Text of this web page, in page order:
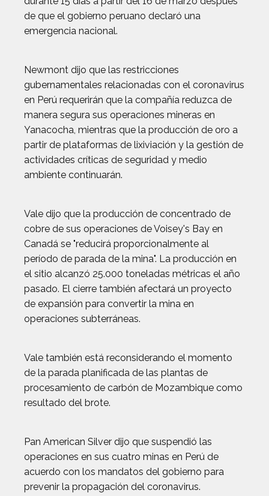
de que el gobierno peruano declaró una
emergencia nacional.
Newmont dijo que las restricciones
gubernamentales relacionadas con el coronavirus
en Perú requerirán que la compañía reduzca de
manera segura sus operaciones mineras en
Yanacocha, mientras que la producción de oro a
partir de plataformas de lixiviación y la gestión de
actividades críticas de seguridad y medio
ambiente continuarán.
Vale dijo que la producción de concentrado de
cobre de sus operaciones de Voisey's Bay en
Canadá se "reducirá proporcionalmente al
período de parada de la mina". La producción en
el sitio alcanzó 25.000 toneladas métricas el año
pasado. El cierre también afectará un proyecto
de expansión para convertir la mina en
operaciones subterráneas.
Vale también está reconsiderando el momento
de la parada planificada de las plantas de
procesamiento de carbón de Mozambique como
resultado del brote.
Pan American Silver dijo que suspendió las
operaciones en sus cuatro minas en Perú de
acuerdo con los mandatos del gobierno para
prevenir la propagación del coronavirus.